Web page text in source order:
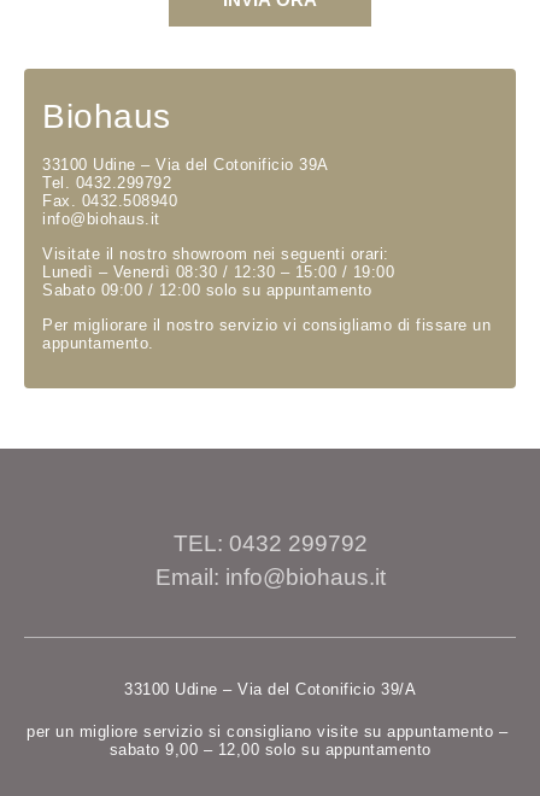
Biohaus
33100 Udine – Via del Cotonificio 39A
Tel. 0432.299792
Fax. 0432.508940
info@biohaus.it
Visitate il nostro showroom nei seguenti orari:
Lunedì – Venerdì 08:30 / 12:30 – 15:00 / 19:00
Sabato 09:00 / 12:00 solo su appuntamento
Per migliorare il nostro servizio vi consigliamo di fissare un
appuntamento.
TEL: 0432 299792
Email: info@biohaus.it
33100 Udine – Via del Cotonificio 39/A
per un migliore servizio si consigliano visite su appuntamento –
sabato 9,00 – 12,00 solo su appuntamento